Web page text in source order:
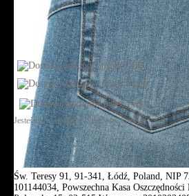
Jesteśmy w sieciach społecznościowych
Św. Teresy 91, 91-341, Łódź, Poland, NIP
101144034, Powszechna Kasa